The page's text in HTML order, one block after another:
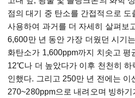
점의 대기 중 탄소를 간접적으로 도
사용하여 과거를 더 자세히 살펴보
6,600만 년 동안 가장 더웠던 시기
화탄소가 1,600ppm까지 치솟고 평
12℃나 더 높았다가 이후 천천히 하
인했다. 그리고 250만 년 전에는 이
270~280ppm으로 내려오며 빙하기